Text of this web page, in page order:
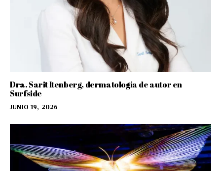
Dra. Sarit Itenberg, dermatología de autor en
Surfside
JUNIO 19, 2026